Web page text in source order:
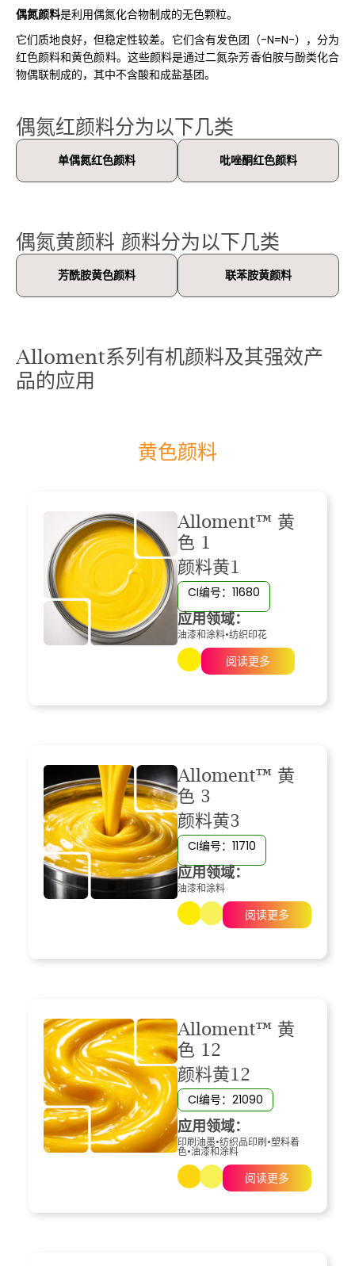
偶氮颜料是利用偶氮化合物制成的无色颗粒。
它们质地良好，但稳定性较差。它们含有发色团（-N=N-），分为
红色颜料和黄色颜料。这些颜料是通过二氮杂芳香伯胺与酚类化合
物偶联制成的，其中不含酸和成盐基团。
偶氮红颜料分为以下几类
单偶氮红色颜料 吡唑酮红色颜料
偶氮黄颜料 颜料分为以下几类
芳酰胺黄色颜料 联苯胺黄颜料
Alloment系列有机颜料及其强效产
品的应用
黄色颜料
Alloment™ 黄
色 1
颜料黄1
CI编号：11680
应用领域：
油漆和涂料•纺织印花
阅读更多
Alloment™ 黄
色 3
颜料黄3
CI编号：11710
应用领域：
油漆和涂料
阅读更多
Alloment™ 黄
色 12
颜料黄12
CI编号：21090
应用领域：
印刷油墨•纺织品印刷•塑料着
色•油漆和涂料
阅读更多